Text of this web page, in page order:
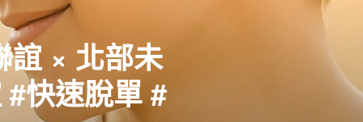
誼 × 北部未
快速脫單 #